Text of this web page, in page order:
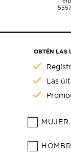
OBTÉN LAS
Las
MUJER